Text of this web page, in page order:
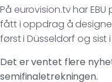
På eurovision.tvhar EBU
fått i oppdrag å designe
først i Düsseldorf og sist i
Det er ventet flere
semifinaletrekningen.